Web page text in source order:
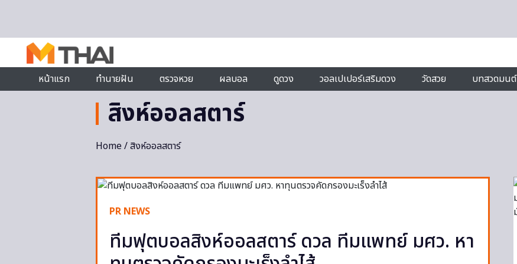
หน้าแรก
ทำนายฝัน ตรวจหวย ผลบอล ดูดวง วอลเปเปอร์เสริมดวง วัดสวย บทสวดมนต์
สิงห์ออลสตาร์
Home/ สิงห์ออลสตาร์
PR NEWS
ทีมฟุตบอลสิงห์ออลสตาร์ ดวล ทีมแพทย์ มศว. หา